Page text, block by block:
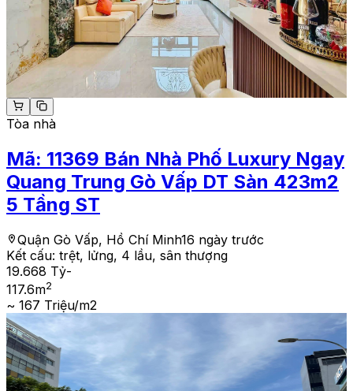
Tòa nhà
Mã: 11369 Bán Nhà Phố Luxury Ngay
Quang Trung Gò Vấp DT Sàn 423m2
5 Tầng ST
Quận Gò Vấp, Hồ Chí Minh16 ngày trước
Kết cấu: trệt, lửng, 4 lầu, sân thượng
19.668 Tỷ-
117.6m2
~ 167 Triệu/m2